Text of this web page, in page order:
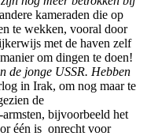
kameraden die op
te wekken, vooral door
met de haven zelf
om dingen te doen!
de jonge USSR. Hebben
in Irak, om nog maar te
de
bijvoorbeeld het
één is onrecht voor